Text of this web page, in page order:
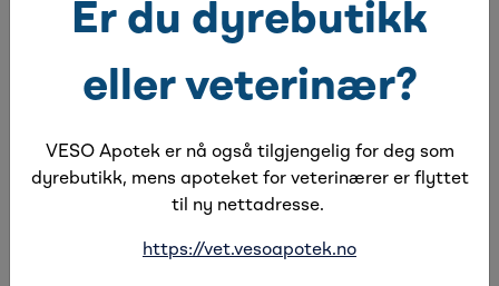
Smådyr Konisk, 1 stk
Er du dyrebutikk
eller veterinær?
VESO Apotek er nå også tilgjengelig for deg som
dyrebutikk, mens apoteket for veterinærer er flyttet
til ny nettadresse.
https://vet.vesoapotek.no